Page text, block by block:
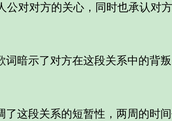
公对对方的关心，同时也承认对
词暗示了对方在这段关系中的背
了这段关系的短暂性，两周的时